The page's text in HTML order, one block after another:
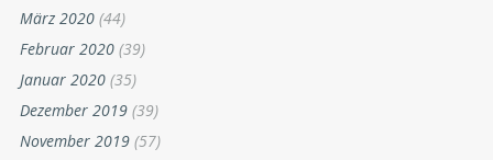
März 2020 (44)
Februar 2020 (39)
Januar 2020 (35)
Dezember 2019 (39)
November 2019 (57)